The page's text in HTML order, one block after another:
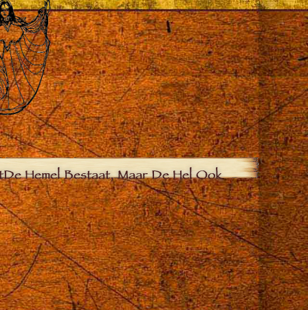
De Hemel Bestaat, Maar De Hel Ook